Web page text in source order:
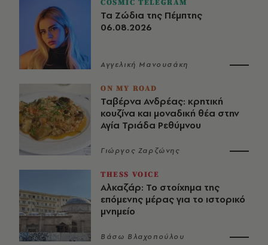
COSMIC TELEGRAM
Τα Ζώδια της Πέμπτης
06.08.2026
Αγγελική Μανουσάκη
ON MY ROAD
Ταβέρνα Ανδρέας: κρητική
κουζίνα και μοναδική θέα στην
Αγία Τριάδα Ρεθύμνου
Γιώργος Ζαρζώνης
THESS VOICE
Αλκαζάρ: Το στοίχημα της
επόμενης μέρας για το ιστορικό
μνημείο
Βάσω Βλαχοπούλου